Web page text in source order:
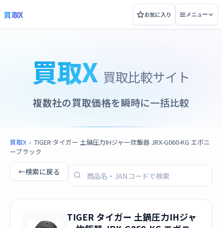
買取X お気に入り メニュー
買取X 買取比較サイト
複数社の買取価格を瞬時に一括比較
買取X › TIGER タイガー 土鍋圧力IHジャー炊飯器 JRX-G060-KG エボニ
ーブラック
←検索に戻る
TIGER タイガー 土鍋圧力IHジャ